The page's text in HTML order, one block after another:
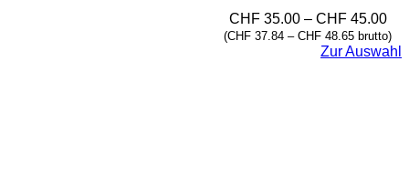
CHF35.00 – CHF45.00P
r
e
(CHF 37.84 – CHF 48.65 brutto)
Zur Auswahl